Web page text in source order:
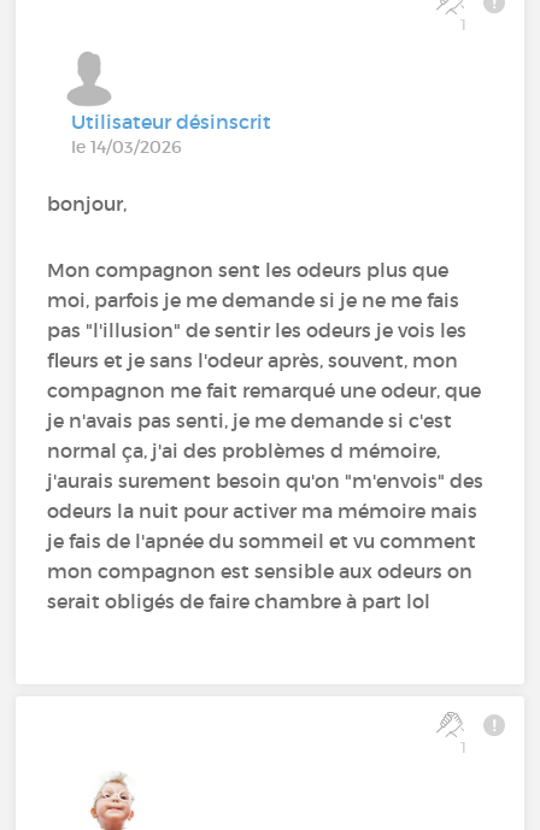
1
Utilisateur désinscrit
le 14/03/2026
bonjour,
Mon compagnon sent les odeurs plus que
moi, parfois je me demande si je ne me fais
pas "l'illusion" de sentir les odeurs je vois les
fleurs et je sans l'odeur après, souvent, mon
compagnon me fait remarqué une odeur, que
je n'avais pas senti, je me demande si c'est
normal ça, j'ai des problèmes d mémoire,
j'aurais surement besoin qu'on "m'envois" des
odeurs la nuit pour activer ma mémoire mais
je fais de l'apnée du sommeil et vu comment
mon compagnon est sensible aux odeurs on
serait obligés de faire chambre à part lol
1